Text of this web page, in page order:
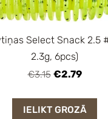
Select Snack 2.5
2.3g, 6pcs)
€3.15 €2.79
IELIKT GROZĀ